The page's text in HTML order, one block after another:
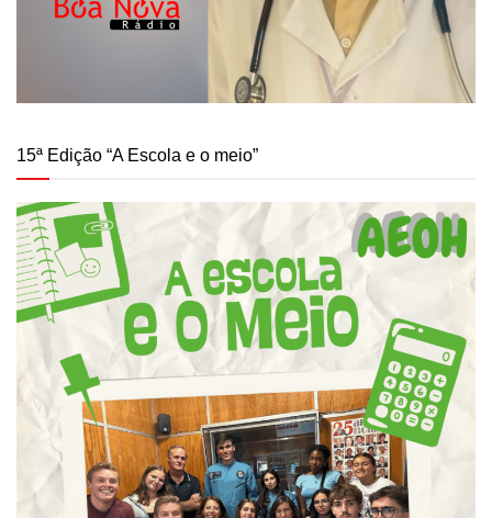
15ª Edição “A Escola e o meio”